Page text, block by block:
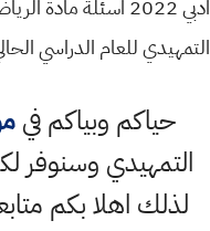
التمهيدي للعام الدراسي
حياكم وبياكم في
لذلك اهلا بكم